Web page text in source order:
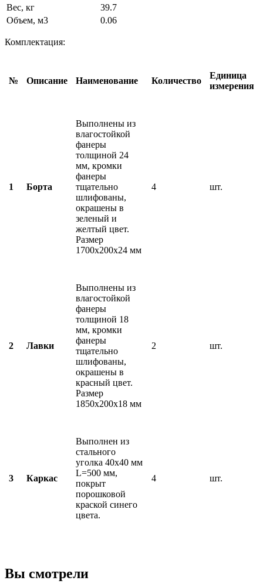
Вес, кг
39.7
Объем, м3
0.06
Комплектация:
№ Описание Наименование Количество
Единица
измерения
1 Борта
Выполнены из
влагостойкой
фанеры
толщиной 24
мм, кромки
фанеры
тщательно
шлифованы,
окрашены в
зеленый и
желтый цвет.
Размер
1700х200х24 мм
4 шт.
2 Лавки
Выполнены из
влагостойкой
фанеры
толщиной 18
мм, кромки
фанеры
тщательно
шлифованы,
окрашены в
красный цвет.
Размер
1850х200х18 мм
2 шт.
3 Каркас
Выполнен из
стального
уголка 40х40 мм
L=500 мм,
покрыт
порошковой
краской синего
цвета.
4 шт.
Вы смотрели